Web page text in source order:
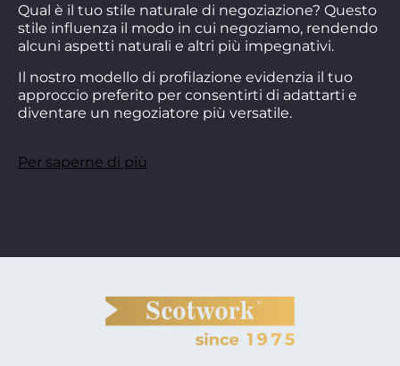
Qual è il tuo stile naturale di negoziazione? Questo
stile influenza il modo in cui negoziamo, rendendo
alcuni aspetti naturali e altri più impegnativi.
Il nostro modello di profilazione evidenzia il tuo
approccio preferito per consentirti di adattarti e
diventare un negoziatore più versatile.
Per saperne di più